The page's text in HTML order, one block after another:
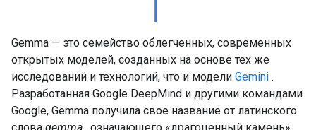
Gemma — это семейство облегченных, современных
открытых моделей, созданных на основе тех же
исследований и технологий, что и модели Gemini .
Разработанная Google DeepMind и другими командами
Google, Gemma получила свое название от латинского
слова gemma , означающего «драгоценный камень».